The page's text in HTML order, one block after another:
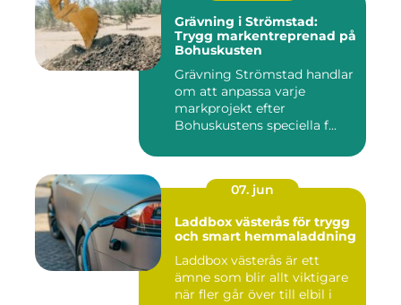
Grävning i Strömstad:
Trygg markentreprenad på
Bohuskusten
Grävning Strömstad handlar
om att anpassa varje
markprojekt efter
Bohuskustens speciella f...
07. jun
Laddbox västerås för trygg
och smart hemmaladdning
Laddbox västerås är ett
ämne som blir allt viktigare
när fler går över till elbil i